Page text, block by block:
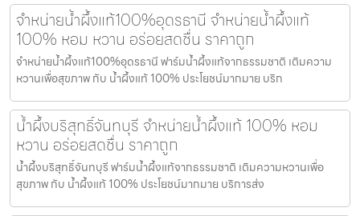
จำหน่ายน้ำผึ้งแท้100%อุดรธานี จำหน่ายน้ำผึ้งแท้
100% หอม หวาน อร่อยสดชื่น ราคาถูก
จำหน่ายน้ำผึ้งแท้100%อุดรธานี ฟาร์มน้ำผึ้งแท้จากธรรมชาติ เติมความ
หวานเพื่อสุขภาพ กับ น้ำผึ้งแท้ 100% ประโยชน์มากมาย บริก
น้ำผึ้งบริสุทธิ์จันทบุรี จำหน่ายน้ำผึ้งแท้ 100% หอม
หวาน อร่อยสดชื่น ราคาถูก
น้ำผึ้งบริสุทธิ์จันทบุรี ฟาร์มน้ำผึ้งแท้จากธรรมชาติ เติมความหวานเพื่อ
สุขภาพ กับ น้ำผึ้งแท้ 100% ประโยชน์มากมาย บริการส่ง